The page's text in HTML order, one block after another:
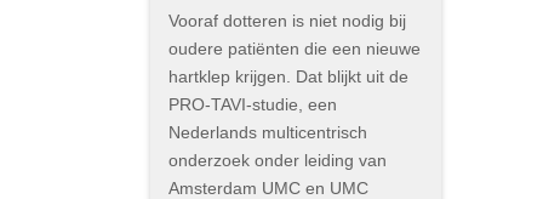
Vooraf dotteren is niet nodig bij
oudere patiënten die een nieuwe
hartklep krijgen. Dat blijkt uit de
PRO-TAVI-studie, een
Nederlands multicentrisch
onderzoek onder leiding van
Amsterdam UMC en UMC